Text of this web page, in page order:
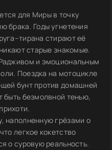
для Миры в точку
брака. Годы угнетения
стирают её
старые знакомые.
и эмоциональным
Поездка на мотоцикле
бунт против домашней
безмолвной тенью,
наполненную грёзами о
легкое кокетство
о суровую реальность.